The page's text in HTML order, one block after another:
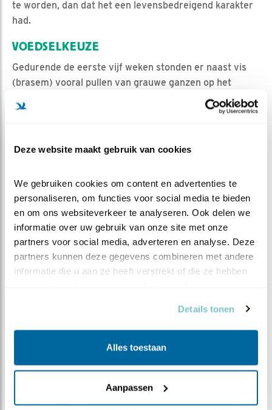
Deze website maakt gebruik van cookies
We gebruiken cookies om content en advertenties te
personaliseren, om functies voor social media te bieden
en om ons websiteverkeer te analyseren. Ook delen we
informatie over uw gebruik van onze site met onze
partners voor social media, adverteren en analyse. Deze
partners kunnen deze gegevens combineren met andere
informatie die u aan ze heeft verstrekt of die ze hebben
Details tonen
Alles toestaan
Aanpassen
te worden, dan dat het een levensbedreigend karakter
had.
VOEDSELKEUZE
Gedurende de eerste vijf weken stonden er naast vis
(brasem) vooral pullen van grauwe ganzen op het
menu. Deze ganzensoort is in Nederland een talrijke
broedvogel geworden. Tot groot genoegen van de
brandganzen eveneens toe. Met als gevolg dat de
aantallen ganzen door sommigen als ‘veel te veel’
worden ervaren. Te veel ganzen als broedvogel en te
veel als overwinteraar, waarvoor vervolgens het
massaal afschieten als de enigst denkbare oplossing
wordt gezien.
Maar is dit echt zo?! Hierover wordt nog wat nagedacht